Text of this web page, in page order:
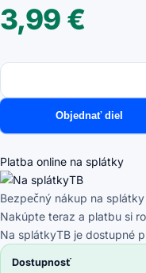
3,99 €
Množstvo
množstvo
Xiaomi
Mi
Robot
Mop
Pro
(P),
2S,
Viomi
V2
Objednať diel
Platba online na splátky
Bezpečný nákup na
Nakúpte teraz a platbu si
Na splátkyTB je dostupné
Dostupnosť